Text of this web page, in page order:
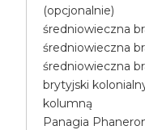
(opcjonalnie)
średniowieczna
średniowieczna
średniowieczna
brytyjski
kolumną
Panagia